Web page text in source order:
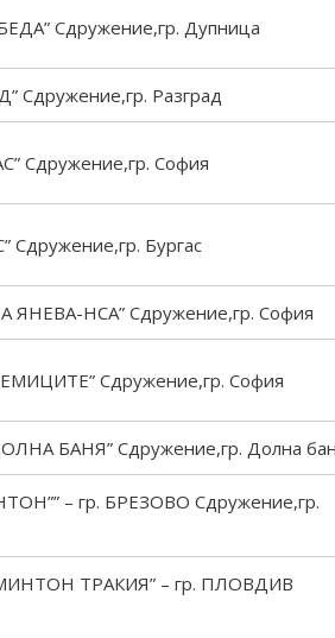
Сдружение,гр. Дупница
Разград
Сдружение,гр. София
Бургас
НСА” Сдружение,гр. София
Сдружение,гр. София
БАНЯ” Сдружение,гр. Долна
– гр. БРЕЗОВО Сдружение,гр.
ТРАКИЯ” – гр. ПЛОВДИВ